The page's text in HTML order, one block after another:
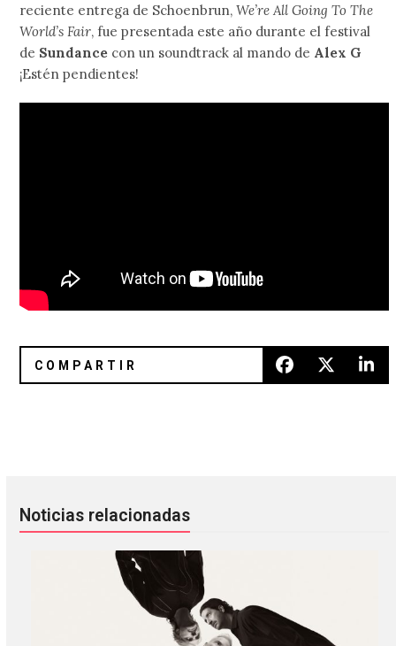
reciente entrega de Schoenbrun,We’re All Going To The
World’s Fair, fue presentada este año durante el festival
de Sundance con un soundtrack al mando de Alex G
¡Estén pendientes!
Noticias relacionadas